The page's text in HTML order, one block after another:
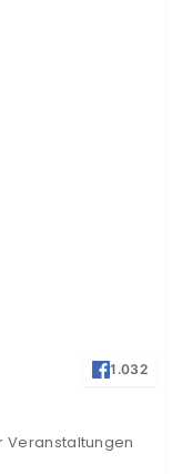
1.032
Veranstaltungen